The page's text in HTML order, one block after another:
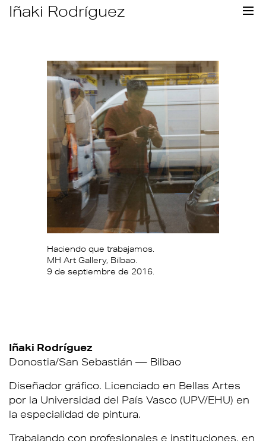
SkipIñaki Rodríguez
Haciendo que trabajamos.
MH Art Gallery, Bilbao.
9 de septiembre de 2016.
Iñaki Rodríguez
Donostia/San Sebastián — Bilbao
Diseñador gráfico. Licenciado en Bellas Artes
por la Universidad del País Vasco (UPV/EHU) en
la especialidad de pintura.
Trabajando con profesionales e instituciones, en